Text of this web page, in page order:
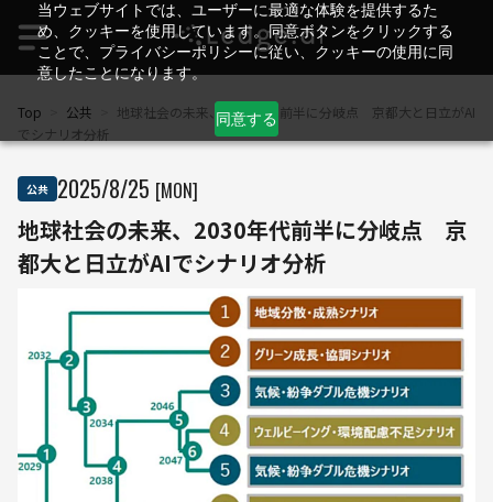
当ウェブサイトでは、ユーザーに最適な体験を提供するた
め、クッキーを使用しています。同意ボタンをクリックする
ことで、プライバシーポリシーに従い、クッキーの使用に同
意したことになります。
同意する
Top 公共
地球社会の未来、2030年代前半に分岐点 京都大と日立がAI
でシナリオ分析
公共 2025/8/25 [MON]
地球社会の未来、2030年代前半に分岐点 京
都大と日立がAIでシナリオ分析